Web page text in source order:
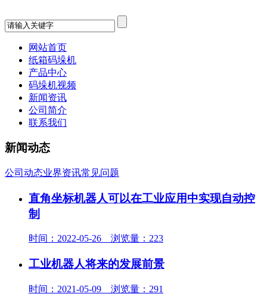
网站首页
纸箱码垛机
产品中心
码垛机视频
新闻资讯
公司简介
联系我们
新闻动态
公司动态业界资讯常见问题
直角坐标机器人可以在工业应用中实现自动控
制
时间：2022-05-26 浏览量：223
工业机器人将来的发展前景
时间：2021-05-09 浏览量：291